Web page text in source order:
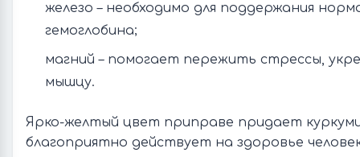
железо – необходимо для поддержания
гемоглобина;
магний – помогает пережить стрессы,
мышцу.
Ярко-желтый цвет приправе придает
благоприятно действует на здоровье